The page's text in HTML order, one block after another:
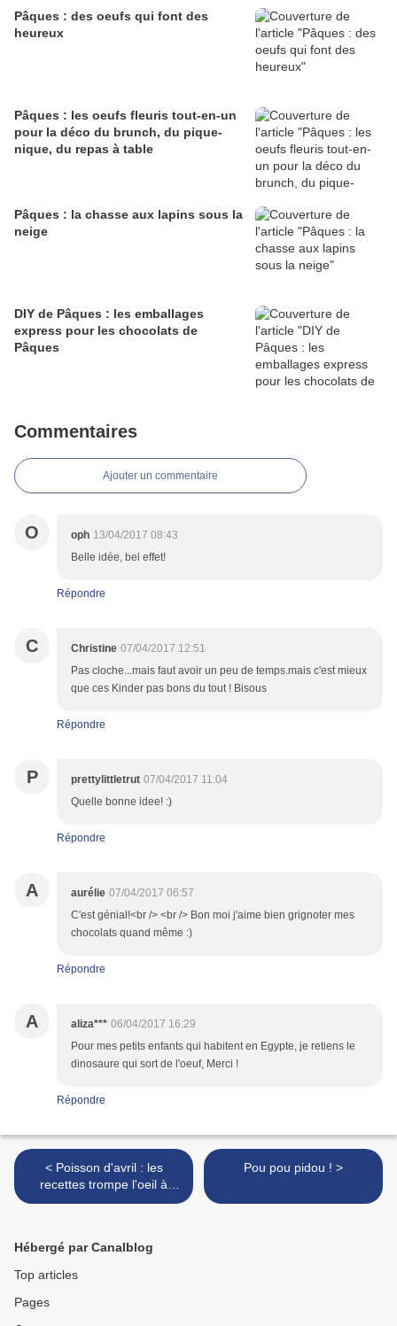
Pâques : des oeufs qui font des
heureux
Pâques : les oeufs fleuris tout-en-un
pour la déco du brunch, du pique-
nique, du repas à table
Pâques : la chasse aux lapins sous la
neige
DIY de Pâques : les emballages
express pour les chocolats de
Pâques
Commentaires
Ajouter un commentaire
O oph 13/04/2017 08:43
Belle idée, bel effet!
Répondre
C Christine 07/04/2017 12:51
Pas cloche...mais faut avoir un peu de temps.mais c'est mieux
que ces Kinder pas bons du tout ! Bisous
Répondre
P prettylittletrut 07/04/2017 11:04
Quelle bonne idee! :)
Répondre
A aurélie 07/04/2017 06:57
C'est génial!<br /> <br /> Bon moi j'aime bien grignoter mes
chocolats quand même :)
Répondre
A aliza*** 06/04/2017 16:29
Pour mes petits enfants qui habitent en Egypte, je retiens le
dinosaure qui sort de l'oeuf, Merci !
Répondre
< Poisson d'avril : les
recettes trompe l'oeil à
croquer
Pou pou pidou ! >
Hébergé par Canalblog
Top articles
Pages